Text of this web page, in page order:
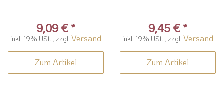
9,09 € *
inkl. 19% USt. , zzgl. Versand
Zum Artikel
9,45 € *
inkl. 19% USt. , zzgl. Versand
Zum Artikel